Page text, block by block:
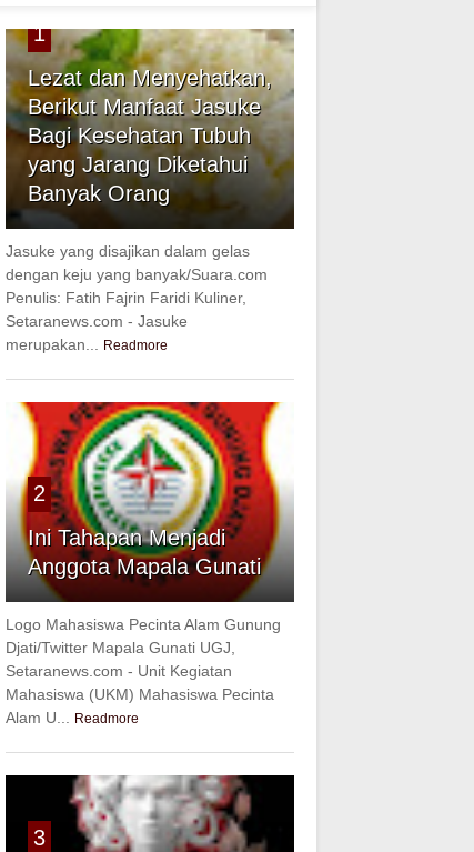
1
Lezat dan Menyehatkan,
Berikut Manfaat Jasuke
Bagi Kesehatan Tubuh
yang Jarang Diketahui
Banyak Orang
Jasuke yang disajikan dalam gelas
dengan keju yang banyak/Suara.com
Penulis: Fatih Fajrin Faridi Kuliner,
Setaranews.com - Jasuke
merupakan...
Readmore
2
Ini Tahapan Menjadi
Anggota Mapala Gunati
Logo Mahasiswa Pecinta Alam Gunung
Djati/Twitter Mapala Gunati UGJ,
Setaranews.com - Unit Kegiatan
Mahasiswa (UKM) Mahasiswa Pecinta
Alam U...
Readmore
3